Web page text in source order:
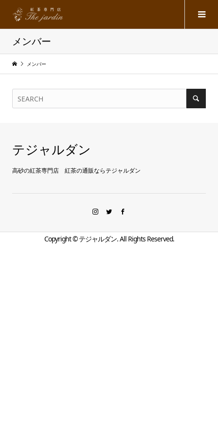
メンバー
メンバー
テジャルダン
高砂の紅茶専門店 紅茶の通販ならテジャルダン
Copyright ©テジャルダン. All Rights Reserved.